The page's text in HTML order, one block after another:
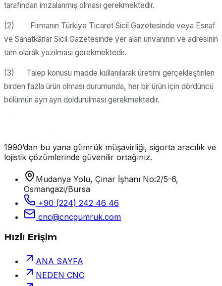
tarafından imzalanmış olması gerekmektedir.
(2) Firmanın Türkiye Ticaret Sicil Gazetesinde veya Esnaf
ve Sanatkârlar Sicil Gazetesinde yer alan unvanının ve adresinin
tam olarak yazılması gerekmektedir.
(3) Talep konusu madde kullanılarak üretimi gerçekleştirilen
birden fazla ürün olması durumunda, her bir ürün için dördüncü
bölümün ayrı ayrı doldurulması gerekmektedir.
1990’dan bu yana gümrük müşavirliği, sigorta aracılık ve
lojistik çözümlerinde güvenilir ortağınız.
Mudanya Yolu, Çınar İşhanı No:2/5-6,
Osmangazi/Bursa
+90 (224) 242 46 46
cnc@cncgumruk.com
Hızlı Erişim
ANA SAYFA
NEDEN CNC